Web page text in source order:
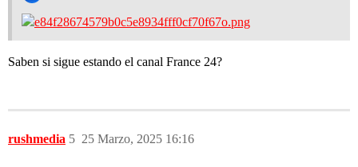
Saben si sigue estando el canal France 24?
rushmedia 25 Marzo, 2025 16:16
5